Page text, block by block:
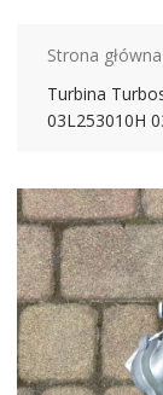
Strona główna
Turbina
03L253010H